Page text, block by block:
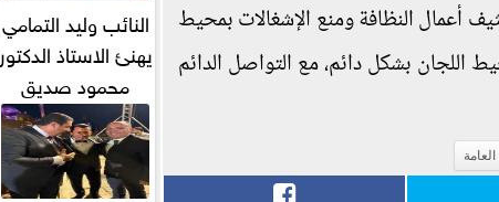
أعمال النظافة ومنع الإشغالات بمحيط
اللجان بشكل دائم، مع التواصل الدائم
النائب وليد التمامي
يهنئ الاستاذ الدكتور
محمود صديق
تكليفة قائم باعمال
...